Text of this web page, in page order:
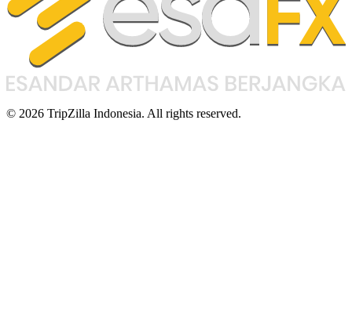
© 2026 TripZilla Indonesia. All rights reserved.